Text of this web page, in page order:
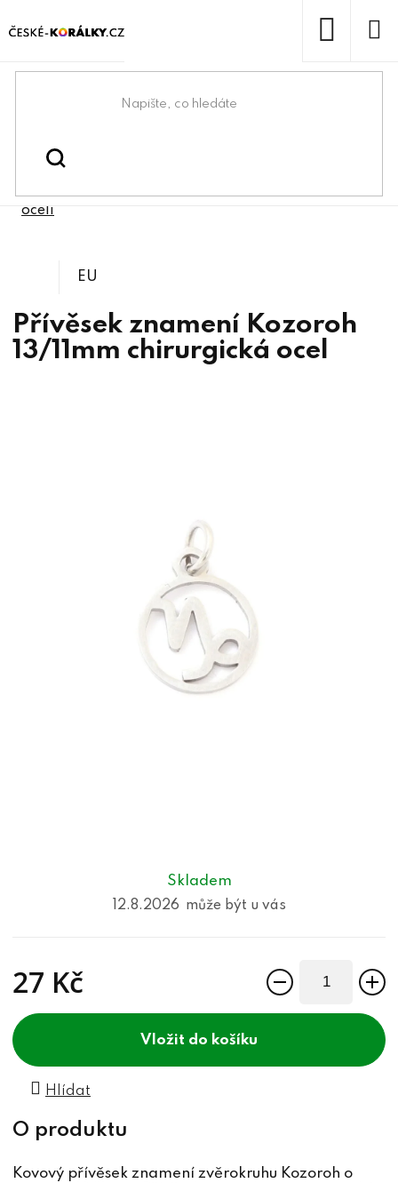
na
Domů
Bižuterní komponenty
chirurgické oceli /
oceli
Skladem
12.8.2026
27 Kč
do košíku
Hlídat
Přívěsek znamení Kozoroh
13/11mm chirurgická ocel
EU
Kovový přívěsek znamení zvěrokruhu Kozoroh o